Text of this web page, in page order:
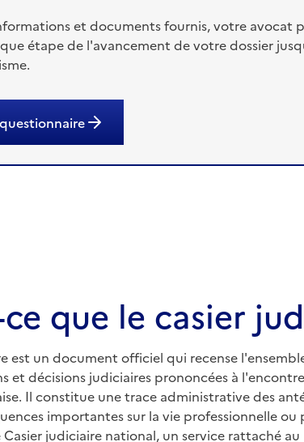
et documents fournis, votre avocat
étape de l'avancement de votre dossier
ce que le casier
est un document officiel qui recense
et décisions judiciaires prononcées à
Il constitue une trace administrative des
importantes sur la vie professionnelle ou
judiciaire national, un service rattaché au